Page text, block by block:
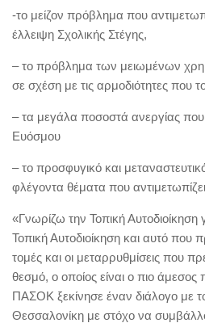
-το μείζον πρόβλημα που
έλλειψη Σχολικής Στέγης,
– το πρόβλημα των μειωμένων
σε σχέση με τις αρμοδιότητες που
– τα μεγάλα ποσοστά ανεργίας που
Ευόσμου
– το προσφυγικό και
φλέγοντα θέματα που
«Γνωρίζω την Τοπική Αυτοδιοίκηση
Τοπική Αυτοδιοίκηση και αυτό που
τομές και οι μεταρρυθμίσεις που
θεσμό, ο οποίος είναι ο πιο άμεσος
ΠΑΣΟΚ ξεκίνησε έναν διάλογο με
Θεσσαλονίκη με στόχο να